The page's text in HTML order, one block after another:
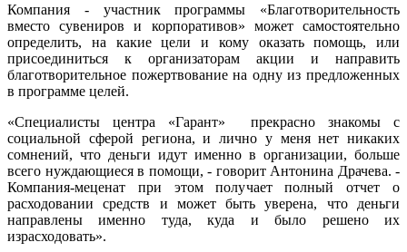
Компания - участник программы «Благотворительность
вместо сувениров и корпоративов» может самостоятельно
определить, на какие цели и кому оказать помощь, или
присоединиться к организаторам акции и направить
благотворительное пожертвование на одну из предложенных
в программе целей.
«Специалисты центра «Гарант» прекрасно знакомы с
социальной сферой региона, и лично у меня нет никаких
сомнений, что деньги идут именно в организации, больше
всего нуждающиеся в помощи, - говорит Антонина Драчева. -
Компания-меценат при этом получает полный отчет о
расходовании средств и может быть уверена, что деньги
направлены именно туда, куда и было решено их
израсходовать».